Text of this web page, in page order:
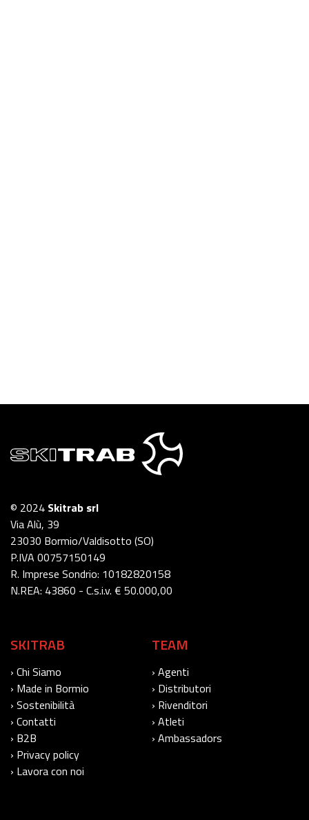
© 2024 Skitrab srl
Via Alù, 39
23030 Bormio/Valdisotto (SO)
P.IVA 00757150149
R. Imprese Sondrio: 10182820158
N.REA: 43860 - C.s.i.v. € 50.000,00
SKITRAB
› Chi Siamo
› Made in Bormio
› Sostenibilità
› Contatti
› B2B
› Privacy policy
› Lavora con noi
TEAM
› Agenti
› Distributori
› Rivenditori
› Atleti
› Ambassadors